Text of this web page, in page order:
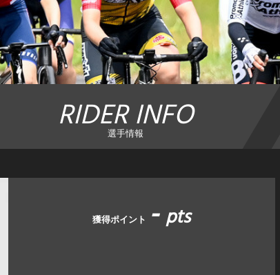
RIDER INFO
選手情報
獲得ポイント -pts